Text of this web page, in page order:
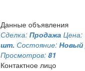
Данные объявления
Сделка: Продажа Цена:
шт. Состояние: Новый
Просмотров: 81
Контактное лицо